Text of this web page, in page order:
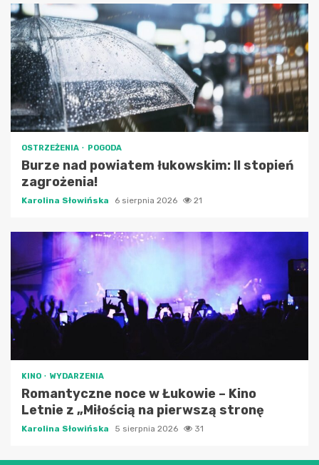
OSTRZEŻENIA POGODA
Burze nad powiatem łukowskim: II stopień
zagrożenia!
Karolina Słowińska 6 sierpnia 2026 21
KINO WYDARZENIA
Romantyczne noce w Łukowie – Kino
Letnie z „Miłością na pierwszą stronę
Karolina Słowińska 5 sierpnia 2026 31